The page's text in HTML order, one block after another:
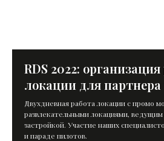
RDS 2022:
локации для
Двухдневная работа локации с промо
развлекательными локациями,
застройкой. Участие наших
и параде пилотов.